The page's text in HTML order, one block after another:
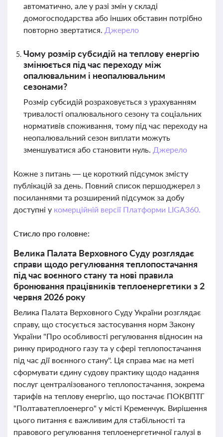
автоматично, але у разі змін у складі
домогосподарства або інших обставин потрібно
повторно звертатися. Джерело
Чому розмір субсидій на теплову енергію
змінюється під час переходу між
опалювальним і неопалювальним
сезонами?
Розмір субсидій розраховується з урахуванням
тривалості опалювального сезону та соціальних
нормативів споживання, тому під час переходу на
неопалювальний сезон виплати можуть
зменшуватися або становити нуль. Джерело
Кожне з питань — це короткий підсумок змісту
публікацій за день. Повний список першоджерел з
посиланнями та розширений підсумок за добу
доступні у комерційній версії Платформи LIGA360.
Стисло про головне:
Велика Палата Верховного Суду розглядає
справи щодо регулювання теплопостачання
під час воєнного стану та нові правила
бронювання працівників теплоенергетики з 2
червня 2026 року
Велика Палата Верховного Суду України розглядає
справу, що стосується застосування норм Закону
України "Про особливості регулювання відносин на
ринку природного газу та у сфері теплопостачання
під час дії воєнного стану". Ця справа має на меті
сформувати єдину судову практику щодо надання
послуг централізованого теплопостачання, зокрема
тарифів на теплову енергію, що постачає ПОКВПТГ
"Полтаватеплоенерго" у місті Кременчук. Вирішення
цього питання є важливим для стабільності та
правового регулювання теплоенергетичної галузі в